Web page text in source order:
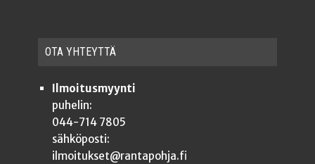
OTA YHTEYT­TÄ
Ilmoitusmyynti
puhelin:
044-714 7805
sähköposti:
ilmoitukset@rantapohja.fi